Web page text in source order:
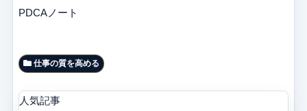
PDCAノート
仕事の質を高める
人気記事